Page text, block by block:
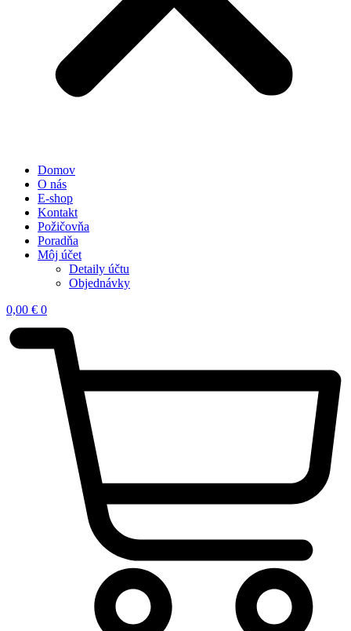
Domov
O nás
E-shop
Kontakt
Požičovňa
Poradňa
Môj účet
Detaily účtu
Objednávky
0,00 € 0